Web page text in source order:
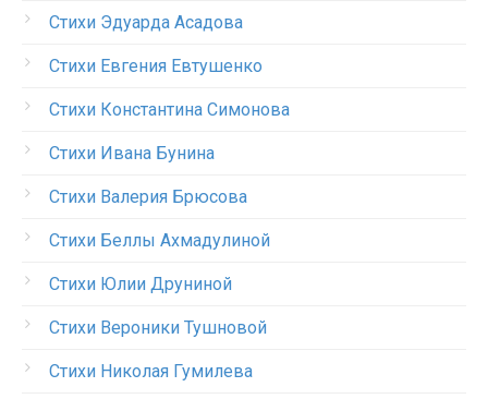
Стихи Эдуарда Асадова
Стихи Евгения Евтушенко
Стихи Константина Симонова
Стихи Ивана Бунина
Стихи Валерия Брюсова
Стихи Беллы Ахмадулиной
Стихи Юлии Друниной
Стихи Вероники Тушновой
Стихи Николая Гумилева